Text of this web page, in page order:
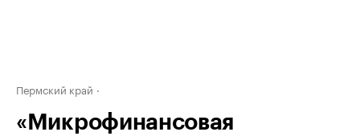
Пермский край
«Микрофинансовая